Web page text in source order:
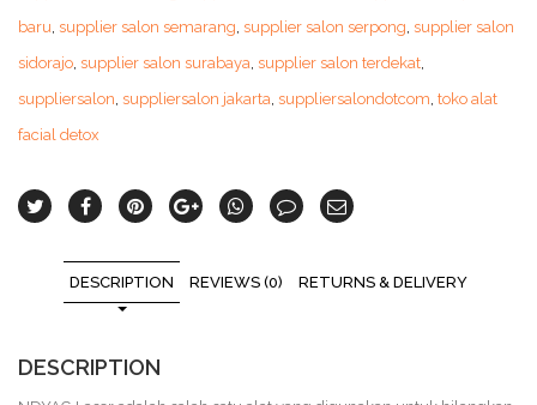
baru, supplier salon semarang, supplier salon serpong, supplier salon
sidorajo, supplier salon surabaya, supplier salon terdekat,
suppliersalon, suppliersalon jakarta, suppliersalondotcom, toko alat
facial detox
DESCRIPTION REVIEWS (0) RETURNS & DELIVERY
DESCRIPTION